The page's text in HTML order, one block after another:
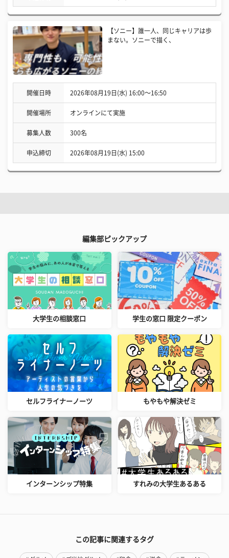
【ソニー】誰一人、同じキャリアは歩
まない。ソニーで描く、
開催日時 2026年08月19日(水) 16:00〜16:50
開催場所 オンラインにて実施
募集人数 300名
申込締切 2026年08月19日(水) 15:00
編集部ピックアップ
大学生の相談窓口 学生の窓口 限定クーポン
セルフライナーノーツ もやもや解決ゼミ
インターンシップ特集 すれみの大学生あるある
この記事に関連するタグ